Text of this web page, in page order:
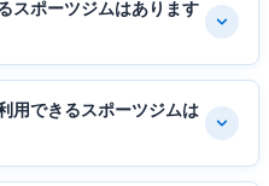
スポーツジムはあります
用できるスポーツジムは